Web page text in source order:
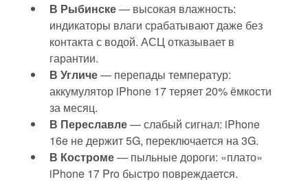
В Рыбинске— высокая влажность:
индикаторы влаги срабатывают даже без
контакта с водой. АСЦ отказывает в
гарантии.
В Угличе— перепады температур:
аккумулятор iPhone 17 теряет 20% ёмкости
за месяц.
В Переславле— слабый сигнал: iPhone
16e не держит 5G, переключается на 3G.
В Костроме— пыльные дороги: «плато»
iPhone 17 Pro быстро повреждается.